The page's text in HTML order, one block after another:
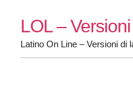
content
LOL –
Latino On Line – Versioni di